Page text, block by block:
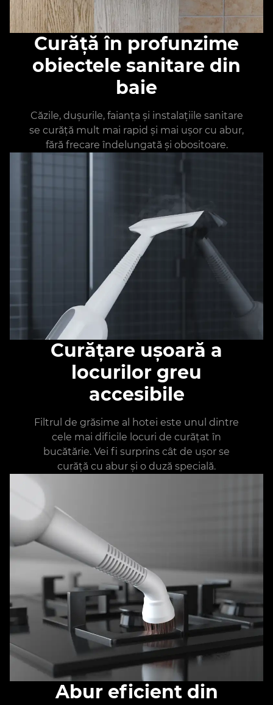
Curăță în profunzime
obiectele sanitare din
baie
Căzile, dușurile, faianța și instalațiile sanitare
se curăță mult mai rapid și mai ușor cu abur,
fără frecare îndelungată și obositoare.
Curățare ușoară a
locurilor greu
accesibile
Filtrul de grăsime al hotei este unul dintre
cele mai dificile locuri de curățat în
bucătărie. Vei fi surprins cât de ușor se
curăță cu abur și o duză specială.
Abur eficient din